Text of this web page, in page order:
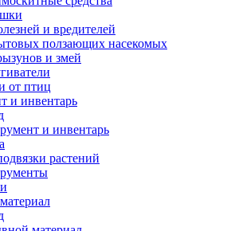
и вредителей
ползающих насекомых
и змей
от птиц
и инвентарь
и инвентарь
растений